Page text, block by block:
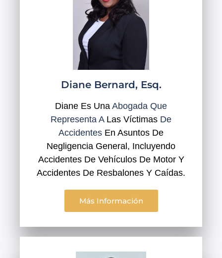
Diane Bernard, Esq.
Diane Es Una Abogada Que
Representa ALas Víctimas De
Accidentes En Asuntos De
Negligencia General, Incluyendo
Accidentes De Vehículos De Motor Y
Accidentes De Resbalones Y Caídas.
Más Información